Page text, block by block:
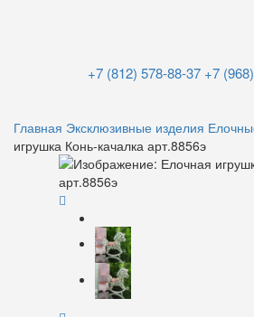
+7 (812) 578-88-37 +7
Главная Эксклюзивные изделия
игрушка Конь-качалка арт.8856э